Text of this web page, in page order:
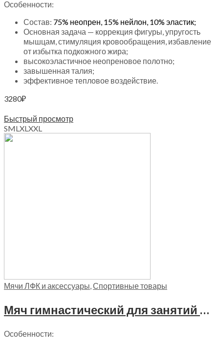
Особенности:
Состав: 75% неопрен, 15% нейлон, 10% эластик;
Основная задача — коррекция фигуры, упругость
мышцам, стимуляция кровообращения, избавление
от избытка подкожного жира;
высокоэластичное неопреновое полотно;
завышенная талия;
эффективное тепловое воздействие.
3280₽
Быстрый просмотр
SMLXLXXL
Мячи ЛФК и аксессуары,Спортивные товары
Мяч гимнастический для занятий ЛФК фитбол Trives (диаметр 55 см), М 255 желтый
Особенности: